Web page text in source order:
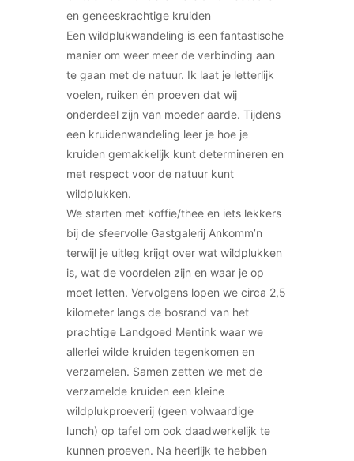
en geneeskrachtige kruiden
Een wildplukwandeling is een fantastische
manier om weer meer de verbinding aan
te gaan met de natuur. Ik laat je letterlijk
voelen, ruiken én proeven dat wij
onderdeel zijn van moeder aarde. Tijdens
een kruidenwandeling leer je hoe je
kruiden gemakkelijk kunt determineren en
met respect voor de natuur kunt
wildplukken.
We starten met koffie/thee en iets lekkers
bij de sfeervolle Gastgalerij Ankomm’n
terwijl je uitleg krijgt over wat wildplukken
is, wat de voordelen zijn en waar je op
moet letten. Vervolgens lopen we circa 2,5
kilometer langs de bosrand van het
prachtige Landgoed Mentink waar we
allerlei wilde kruiden tegenkomen en
verzamelen. Samen zetten we met de
verzamelde kruiden een kleine
wildplukproeverij (geen volwaardige
lunch) op tafel om ook daadwerkelijk te
kunnen proeven. Na heerlijk te hebben